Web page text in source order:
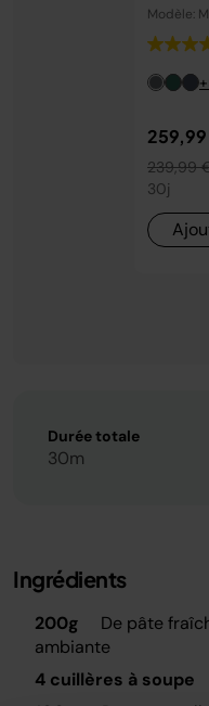
Ninja
Modèle:
239,99
30j
Durée totale
30m
Ingrédients
200g
De pâte
ambiante
4 cuillères à soupe